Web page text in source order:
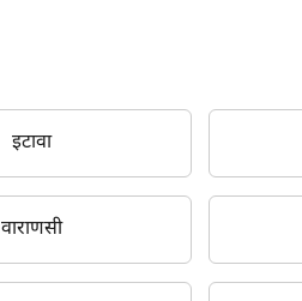
इटावा
वाराणसी